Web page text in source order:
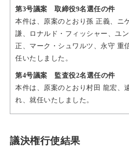
第3号議案 取締役9名選任の件
本件は、原案のとおり孫 正義、ニ
謙、ロナルド・フィッシャー、ユ
正、マーク・シュワルツ、永守 重
任いたしました。
第4号議案 監査役2名選任の件
本件は、原案のとおり村田 龍宏、
れ、就任いたしました。
議決権行使結果